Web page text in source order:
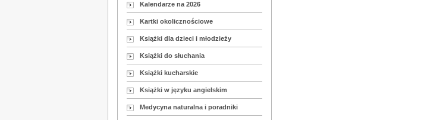
Kalendarze na 2026
Kartki okolicznościowe
Książki dla dzieci i młodzieży
Książki do słuchania
Książki kucharskie
Książki w języku angielskim
Medycyna naturalna i poradniki